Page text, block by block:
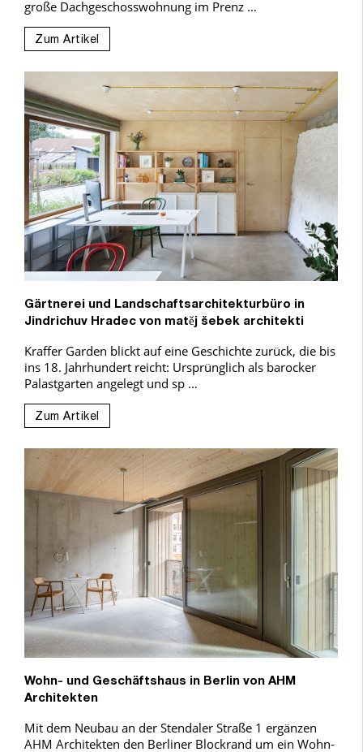
große Dachgeschosswohnung im Prenz …
Zum Artikel
Gärtnerei und Landschaftsarchitekturbüro in
Jindrichuv Hradec von matěj šebek architekti
Kraffer Garden blickt auf eine Geschichte zurück, die bis
ins 18. Jahrhundert reicht: Ursprünglich als barocker
Palastgarten angelegt und sp …
Zum Artikel
Wohn- und Geschäftshaus in Berlin von AHM
Architekten
Mit dem Neubau an der Stendaler Straße 1 ergänzen
AHM Architekten den Berliner Blockrand um ein Wohn-